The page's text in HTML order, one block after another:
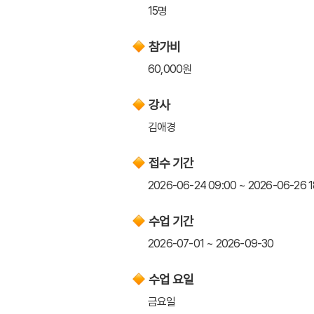
15명
참가비
60,000원
강사
김애경
접수 기간
2026-06-24 09:00 ~ 2026-06-26
수업 기간
2026-07-01 ~ 2026-09-30
수업 요일
금요일